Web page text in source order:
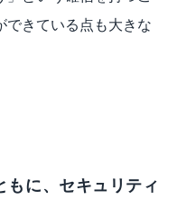
できている点も大きな
もに、セキュリティ